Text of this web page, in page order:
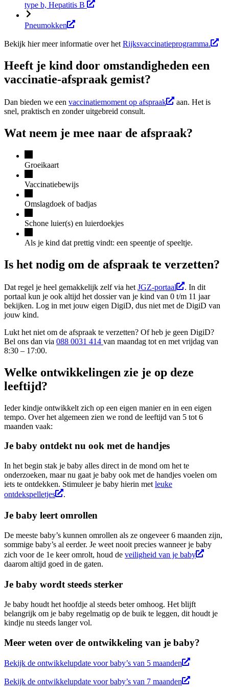
type b, Hepatitis B
Pneumokken
Bekijk hier meer informatie over hetRijksvaccinatieprogramma.
Heeft je kind door omstandigheden een
vaccinatie-afspraak gemist?
Dan bieden we een vaccinatiemoment op afspraak
aan. Het is
snel, praktisch en zonder uitgebreid consult.
Wat neem je mee naar de afspraak?
Groeikaart
Vaccinatiebewijs
Omslagdoek of badjas
Schone luier(s) en luierdoekjes
Als je kind dat prettig vindt: een speentje of speeltje.
Is het nodig om de afspraak te verzetten?
Dat regel je heel gemakkelijk zelf via het JGZ-portaal
. In dit
portaal kun je ook altijd het dossier van je kind van 0 t/m 11 jaar
bekijken. Log in met jouw eigen DigiD, dus niet met de DigiD van
jouw kind.
Lukt het niet om de afspraak te verzetten? Of heb je geen DigiD?
Bel ons dan via 088 0031 414 van maandag tot en met vrijdag van
8:30 – 17:00.
Welke ontwikkelingen zie je op deze
leeftijd?
Ieder kindje ontwikkelt zich op een eigen manier en in een eigen
tempo. Over het algemeen zien we rond de leeftijd van 5 tot 6
maanden vaak:
Je baby ontdekt nu ook met de handjes
In het begin stak je baby alles direct in de mond om het te
onderzoeken, maar nu gaat je baby ook met de handjes voelen om
iets te ontdekken. Stimuleer je baby hierin met leuke
ontdekspelletjes
.
Je baby leert omrollen
De meeste baby’s kunnen omrollen als ze ongeveer 6 maanden zijn,
sommige baby’s al eerder. Je weet nooit precies wanneer je baby
zich voor de 1e keer omrolt, houd de veiligheid van je baby
daarom altijd goed in de gaten.
Je baby wordt steeds sterker
Je baby houdt het hoofdje al steeds beter omhoog. Het blijft
belangrijk om je baby regelmatig op de buik te leggen, dit houdt je
kindje nu steeds langer vol.
Meer weten over de ontwikkeling van je baby?
Bekijk de ontwikkelupdate voor baby’s van 5 maanden
Bekijk de ontwikkelupdate voor baby’s van 7 maanden